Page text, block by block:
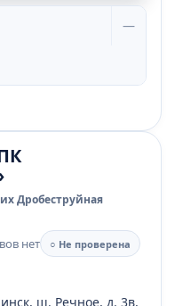
—
Дробеструйная
нет
○ Не проверена
ш. Речное, д. 3в,